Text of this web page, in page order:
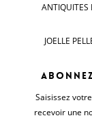
ANTIQUITES
JOELLE
Saisissez
recevoir une